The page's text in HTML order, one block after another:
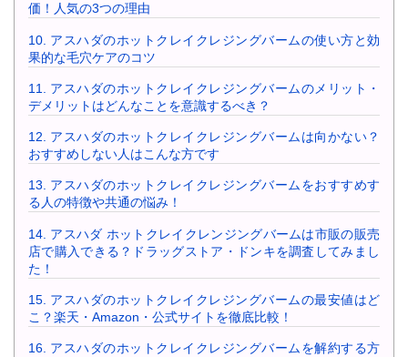
価！人気の3つの理由
10. アスハダのホットクレイクレジングバームの使い方と効
果的な毛穴ケアのコツ
11.
アスハダのホットクレイクレジングバームのメリット・
デメリットはどんなことを意識するべき？
12.
アスハダのホットクレイクレジングバームは向かない？
おすすめしない人はこんな方です
13. アスハダのホットクレイクレジングバームをおすすめす
る人の特徴や共通の悩み！
14. アスハダ ホットクレイクレンジングバームは市販の販売
店で購入できる？ドラッグストア・ドンキを調査してみまし
た！
15. アスハダのホットクレイクレジングバームの最安値はど
こ？楽天・Amazon・公式サイトを徹底比較！
16. アスハダのホットクレイクレジングバームを解約する方